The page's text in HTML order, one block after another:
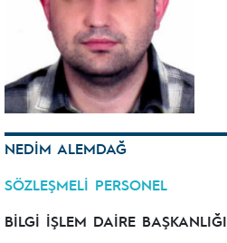
NEDİM ALEMDAĞ
SÖZLEŞMELİ PERSONEL
BİLGİ İŞLEM DAİRE BAŞKANLIĞI